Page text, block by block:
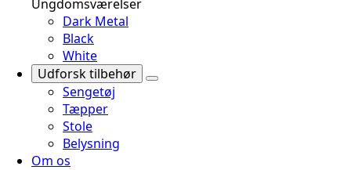
Ungdomsværelser
Dark Metal
Black
White
Udforsk tilbehør
Sengetøj
Tæpper
Stole
Belysning
Om os